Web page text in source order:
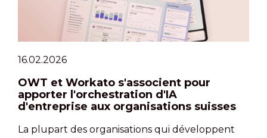
16.02.2026
OWT et Workato s'associent pour
apporter l'orchestration d'IA
d'entreprise aux organisations suisses
La plupart des organisations qui développent